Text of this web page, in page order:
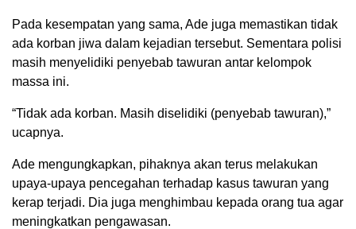
Pada kesempatan yang sama, Ade juga memastikan tidak
ada korban jiwa dalam kejadian tersebut. Sementara polisi
masih menyelidiki penyebab tawuran antar kelompok
massa ini.
“Tidak ada korban. Masih diselidiki (penyebab tawuran),”
ucapnya.
Ade mengungkapkan, pihaknya akan terus melakukan
upaya-upaya pencegahan terhadap kasus tawuran yang
kerap terjadi. Dia juga menghimbau kepada orang tua agar
meningkatkan pengawasan.